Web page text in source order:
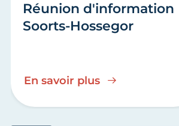
Réunion d'information
Soorts-Hossegor
En savoir plus